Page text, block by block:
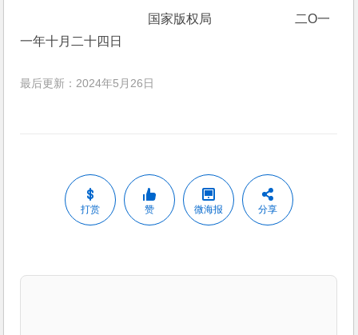
国家版权局                          二О一
一年十月二十四日
最后更新：2024年5月26日
打赏 赞 微海报 分享